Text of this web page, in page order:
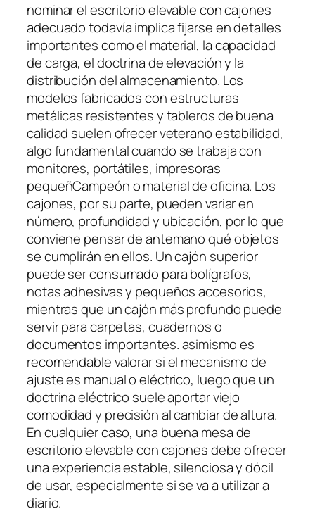
nominar el escritorio elevable con cajones
adecuado todavía implica fijarse en detalles
importantes como el material, la capacidad
de carga, el doctrina de elevación y la
distribución del almacenamiento. Los
modelos fabricados con estructuras
metálicas resistentes y tableros de buena
calidad suelen ofrecer veterano estabilidad,
algo fundamental cuando se trabaja con
monitores, portátiles, impresoras
pequeñCampeón o material de oficina. Los
cajones, por su parte, pueden variar en
número, profundidad y ubicación, por lo que
conviene pensar de antemano qué objetos
se cumplirán en ellos. Un cajón superior
puede ser consumado para bolígrafos,
notas adhesivas y pequeños accesorios,
mientras que un cajón más profundo puede
servir para carpetas, cuadernos o
documentos importantes. asimismo es
recomendable valorar si el mecanismo de
ajuste es manual o eléctrico, luego que un
doctrina eléctrico suele aportar viejo
comodidad y precisión al cambiar de altura.
En cualquier caso, una buena mesa de
escritorio elevable con cajones debe ofrecer
una experiencia estable, silenciosa y dócil
de usar, especialmente si se va a utilizar a
diario.